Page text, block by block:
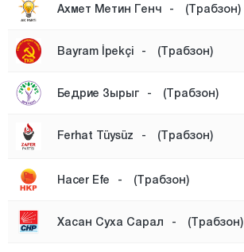
ОРТАХИСАР
ТОНЯ
Тунджели
Ван
Ахмет Метин Генч - (Трабзон)
Bayram İpekçi - (Трабзон)
Бедрие Зырыг - (Трабзон)
Ferhat Tüysüz - (Трабзон)
Hacer Efe - (Трабзон)
Хасан Суха Сарал - (Трабзон)